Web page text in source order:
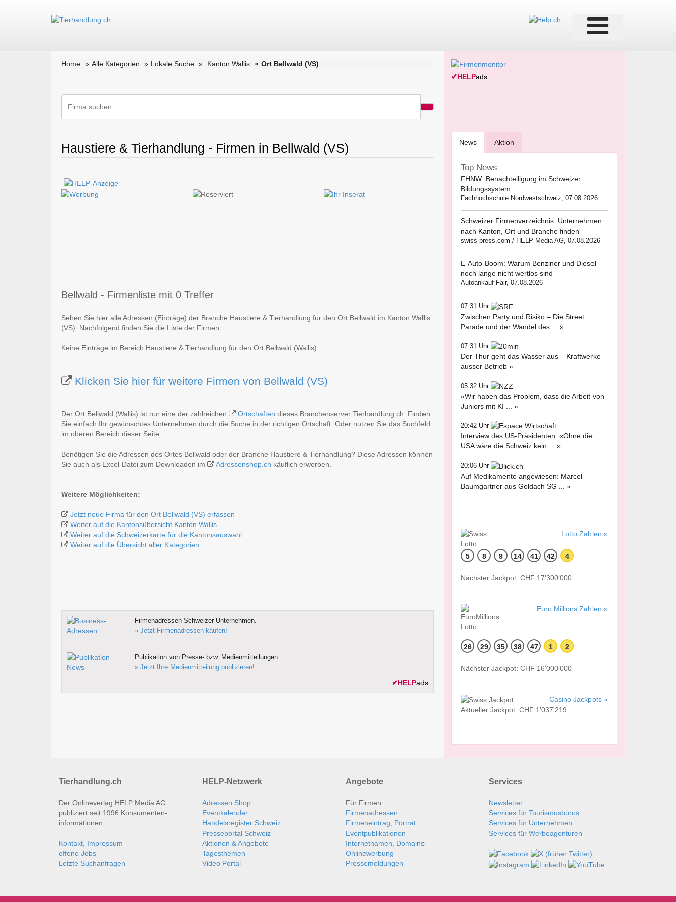
Home Alle Kategorien Lokale Suche Kanton Wallis Ort Bellwald (VS)
Haustiere & Tierhandlung - Firmen in Bellwald (VS)
Bellwald - Firmenliste mit 0 Treffer
Sehen Sie hier alle Adressen (Einträge) der Branche Haustiere & Tierhandlung für den Ort Bellwald im Kanton Wallis
(VS). Nachfolgend finden Sie die Liste der Firmen.
Keine Einträge im Bereich Haustiere & Tierhandlung für den Ort Bellwald (Wallis)
Klicken Sie hier für weitere Firmen von Bellwald (VS)
Der Ort Bellwald (Wallis) ist nur eine der zahlreichen Ortschaften dieses Branchenserver Tierhandlung.ch. Finden
Sie einfach Ihr gewünschtes Unternehmen durch die Suche in der richtigen Ortschaft. Oder nutzen Sie das Suchfeld
im oberen Bereich dieser Seite.
Benötigen Sie die Adressen des Ortes Bellwald oder der Branche Haustiere & Tierhandlung? Diese Adressen können
Sie auch als Excel-Datei zum Downloaden im
Adressenshop.ch käuflich erwerben.
Weitere Möglichkeiten:
Jetzt neue Firma für den Ort Bellwald (VS) erfassen
Weiter auf die Kantonsübersicht Kanton Wallis
Weiter auf die Schweizerkarte für die Kantonsauswahl
Weiter auf die Übersicht aller Kategorien
Firmenadressen Schweizer Unternehmen.
» Jetzt Firmenadressen kaufen!
Publikation von Presse- bzw. Medienmitteilungen.
» Jetzt Ihre Medienmitteilung publizieren!
✔HELPads
✔HELPads
News Aktion
Top News
FHNW: Benachteiligung im Schweizer
Bildungssystem
Fachhochschule Nordwestschweiz, 07.08.2026
Schweizer Firmenverzeichnis: Unternehmen
nach Kanton, Ort und Branche finden
swiss-press.com / HELP Media AG, 07.08.2026
E-Auto-Boom: Warum Benziner und Diesel
noch lange nicht wertlos sind
Autoankauf Fair, 07.08.2026
07:31 Uhr
Zwischen Party und Risiko – Die Street
Parade und der Wandel des ... »
07:31 Uhr
Der Thur geht das Wasser aus – Kraftwerke
ausser Betrieb »
05:32 Uhr
«Wir haben das Problem, dass die Arbeit von
Juniors mit KI ... »
20:42 Uhr
Interview des US-Präsidenten: «Ohne die
USA wäre die Schweiz kein ... »
20:06 Uhr
Auf Medikamente angewiesen: Marcel
Baumgartner aus Goldach SG ... »
Lotto Zahlen »
5 8 9 14 41 42 4
Nächster Jackpot: CHF 17'300'000
Euro Millions Zahlen »
26 29 35 38 47 1 2
Nächster Jackpot: CHF 16'000'000
Casino Jackpots »
Aktueller Jackpot: CHF 1'037'219
Tierhandlung.ch
Der Onlineverlag HELP Media AG
publiziert seit 1996 Konsumenten­
informationen.
Kontakt, Impressum
offene Jobs
Letzte Suchanfragen
HELP-Netzwerk
Adressen Shop
Eventkalender
Handelsregister Schweiz
Presseportal Schweiz
Aktionen & Angebote
Tagesthemen
Video Portal
Angebote
Für Firmen
Firmenadressen
Firmeneintrag, Porträt
Eventpublikationen
Internetnamen, Domains
Onlinewerbung
Pressemeldungen
Services
Newsletter
Services für Tourismusbüros
Services für Unternehmen
Services für Werbeagenturen